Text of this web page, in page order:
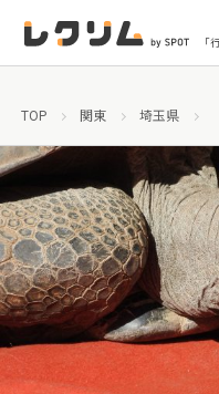
「
TOP 関東 埼玉県